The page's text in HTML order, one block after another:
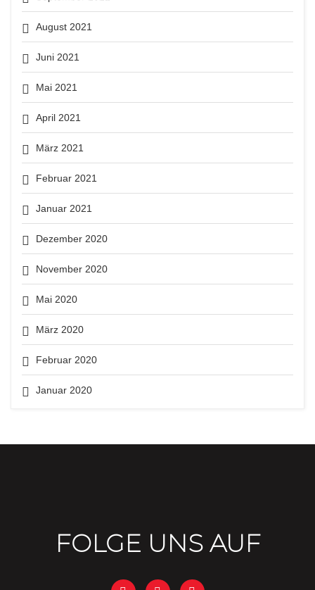
August 2021
Juni 2021
Mai 2021
April 2021
März 2021
Februar 2021
Januar 2021
Dezember 2020
November 2020
Mai 2020
März 2020
Februar 2020
Januar 2020
FOLGE UNS AUF